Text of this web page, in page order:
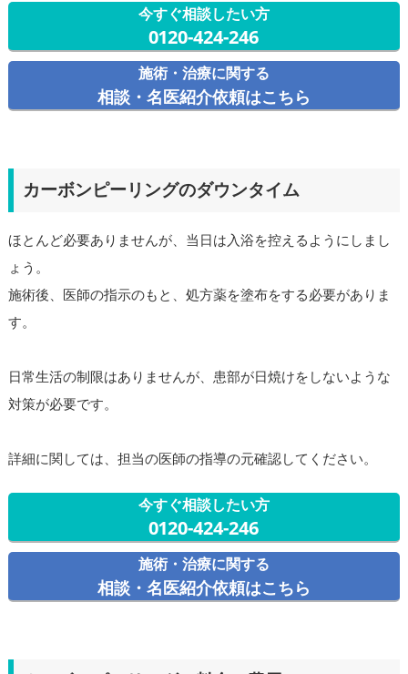
今すぐ相談したい方
0120-424-246
施術・治療に関する
相談・名医紹介依頼はこちら
カーボンピーリングのダウンタイム
ほとんど必要ありませんが、当日は入浴を控えるようにしまし
ょう。
施術後、医師の指示のもと、処方薬を塗布をする必要がありま
す。
日常生活の制限はありませんが、患部が日焼けをしないような
対策が必要です。
詳細に関しては、担当の医師の指導の元確認してください。
今すぐ相談したい方
0120-424-246
施術・治療に関する
相談・名医紹介依頼はこちら